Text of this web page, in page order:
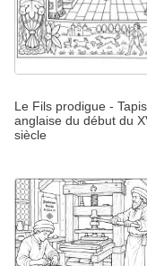
Le Fils prodigue -
anglaise du début du
siècle